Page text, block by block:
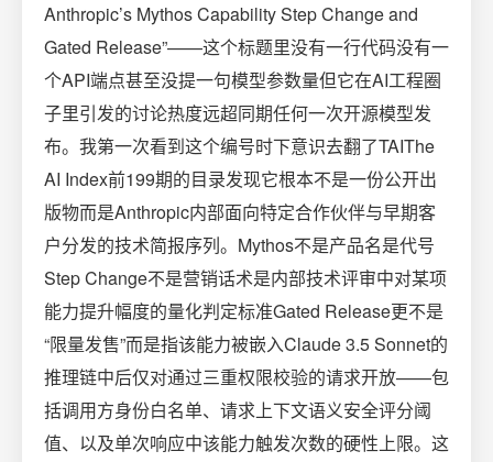
Anthropic’s Mythos Capability Step Change and
Gated Release”——这个标题里没有一行代码没有一
个API端点甚至没提一句模型参数量但它在AI工程圈
子里引发的讨论热度远超同期任何一次开源模型发
布。我第一次看到这个编号时下意识去翻了TAIThe
AI Index前199期的目录发现它根本不是一份公开出
版物而是Anthropic内部面向特定合作伙伴与早期客
户分发的技术简报序列。Mythos不是产品名是代号
Step Change不是营销话术是内部技术评审中对某项
能力提升幅度的量化判定标准Gated Release更不是
“限量发售”而是指该能力被嵌入Claude 3.5 Sonnet的
推理链中后仅对通过三重权限校验的请求开放——包
括调用方身份白名单、请求上下文语义安全评分阈
值、以及单次响应中该能力触发次数的硬性上限。这